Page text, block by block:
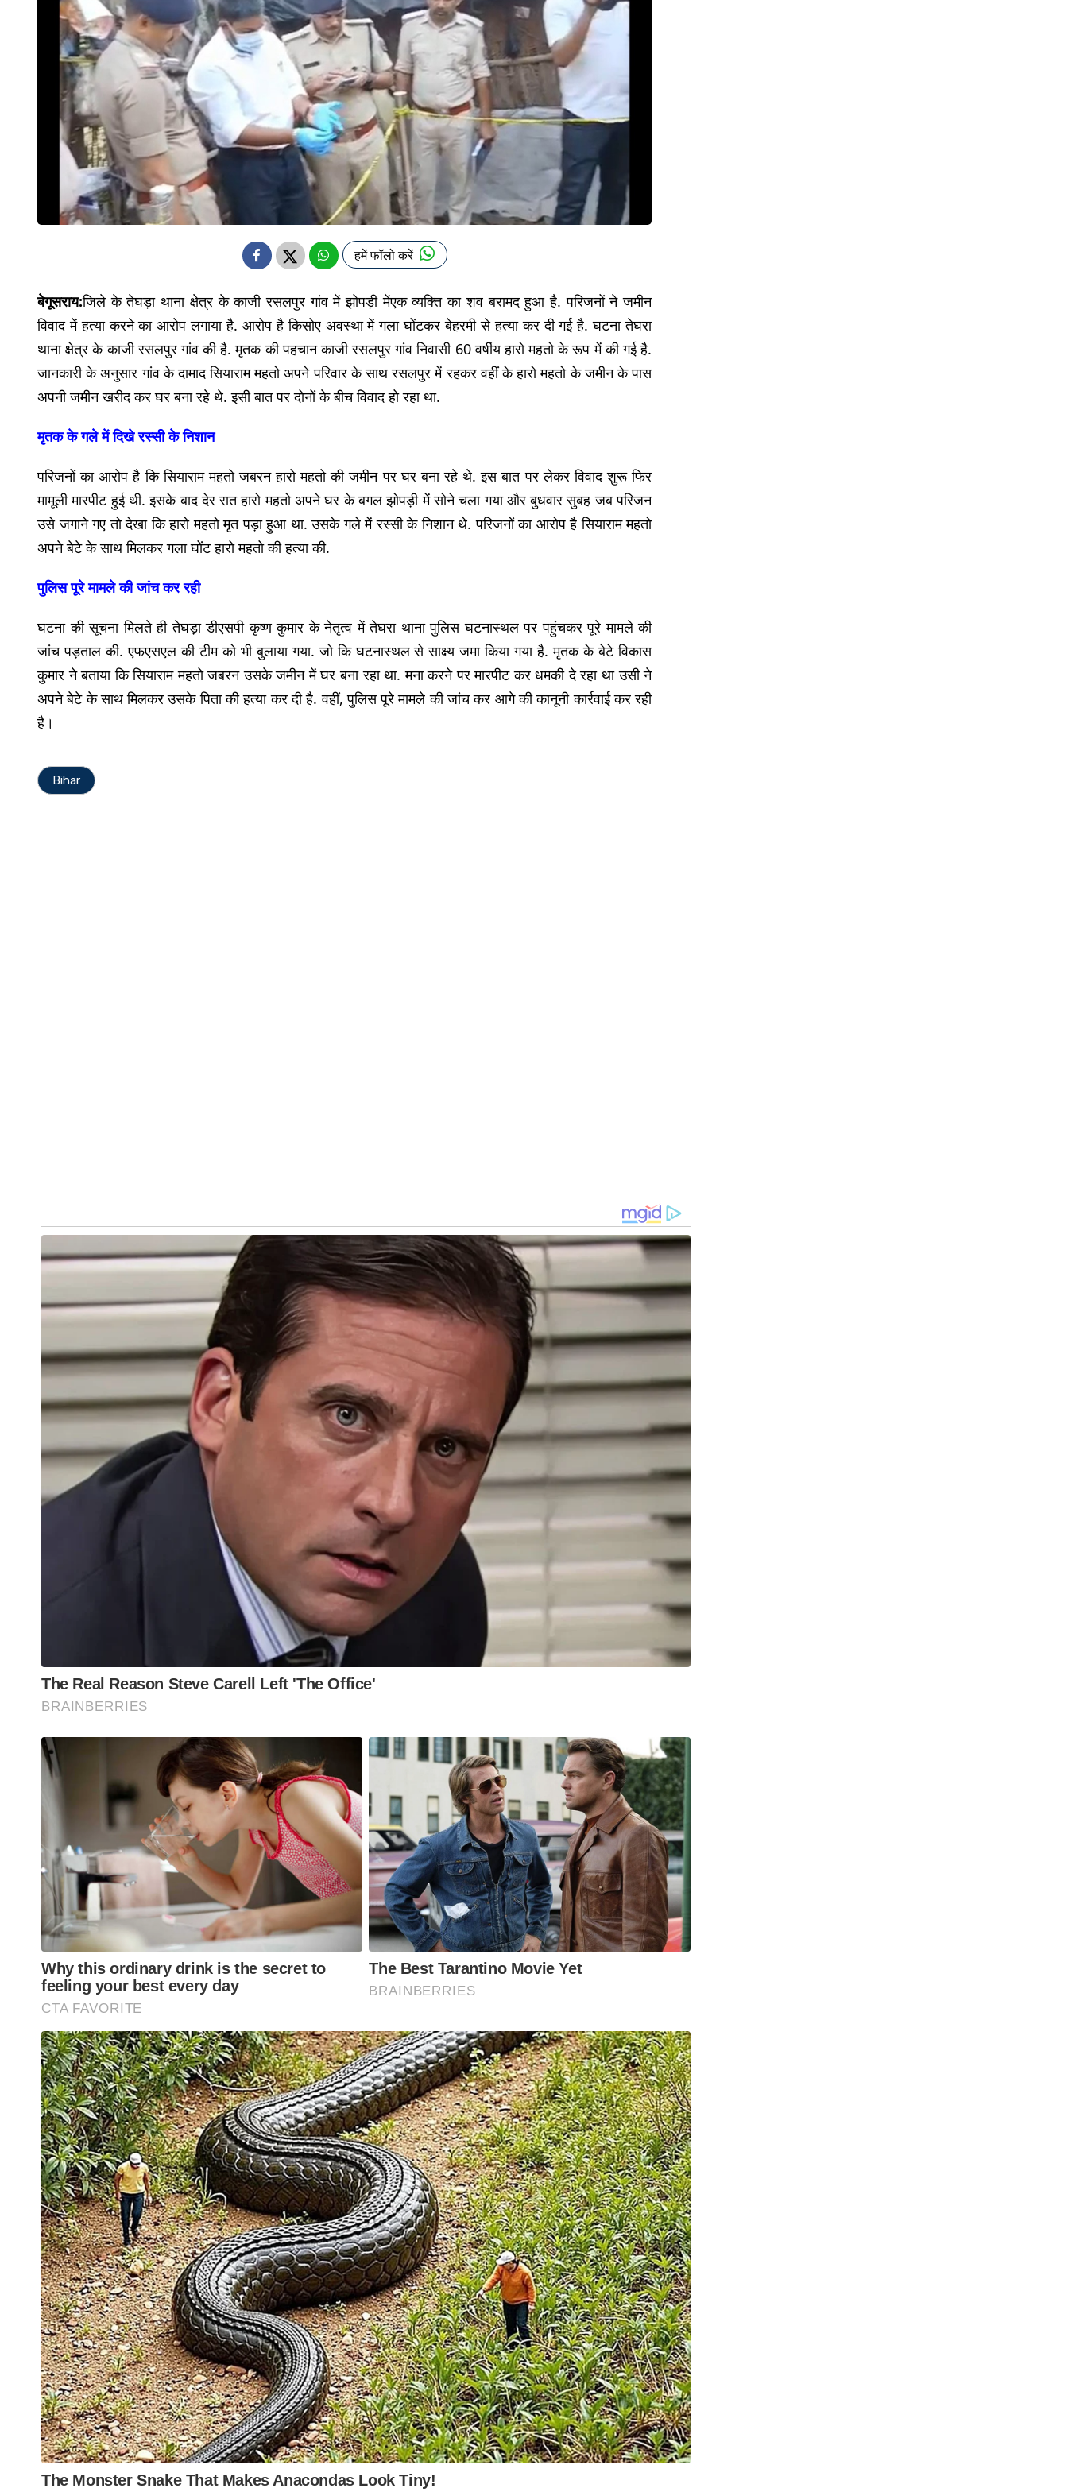
हमें फॉलो करें
बेगूसराय:जिले के तेघड़ा थाना क्षेत्र के काजी रसलपुर गांव में झोपड़ी मेंएक व्यक्ति का शव बरामद हुआ है. परिजनों ने जमीन
विवाद में हत्या करने का आरोप लगाया है. आरोप है किसोए अवस्था में गला घोंटकर बेहरमी से हत्या कर दी गई है. घटना तेघरा
थाना क्षेत्र के काजी रसलपुर गांव की है. मृतक की पहचान काजी रसलपुर गांव निवासी 60 वर्षीय हारो महतो के रूप में की गई है.
जानकारी के अनुसार गांव के दामाद सियाराम महतो अपने परिवार के साथ रसलपुर में रहकर वहीं के हारो महतो के जमीन के पास
अपनी जमीन खरीद कर घर बना रहे थे. इसी बात पर दोनों के बीच विवाद हो रहा था.
मृतक के गले में दिखे रस्सी के निशान
परिजनों का आरोप है कि सियाराम महतो जबरन हारो महतो की जमीन पर घर बना रहे थे. इस बात पर लेकर विवाद शुरू फिर
मामूली मारपीट हुई थी. इसके बाद देर रात हारो महतो अपने घर के बगल झोपड़ी में सोने चला गया और बुधवार सुबह जब परिजन
उसे जगाने गए तो देखा कि हारो महतो मृत पड़ा हुआ था. उसके गले में रस्सी के निशान थे. परिजनों का आरोप है सियाराम महतो
अपने बेटे के साथ मिलकर गला घोंट हारो महतो की हत्या की.
पुलिस पूरे मामले की जांच कर रही
घटना की सूचना मिलते ही तेघड़ा डीएसपी कृष्ण कुमार के नेतृत्व में तेघरा थाना पुलिस घटनास्थल पर पहुंचकर पूरे मामले की
जांच पड़ताल की. एफएसएल की टीम को भी बुलाया गया. जो कि घटनास्थल से साक्ष्य जमा किया गया है. मृतक के बेटे विकास
कुमार ने बताया कि सियाराम महतो जबरन उसके जमीन में घर बना रहा था. मना करने पर मारपीट कर धमकी दे रहा था उसी ने
अपने बेटे के साथ मिलकर उसके पिता की हत्या कर दी है. वहीं, पुलिस पूरे मामले की जांच कर आगे की कानूनी कार्रवाई कर रही
है।
Bihar